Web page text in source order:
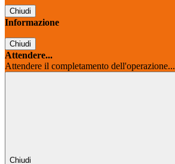
Chiudi
Informazione
Chiudi
Attendere...
Attendere il completamento dell'operazione...
Chiudi